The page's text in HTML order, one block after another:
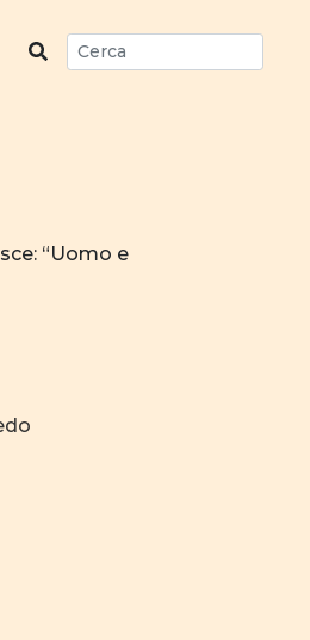
“Uomo e